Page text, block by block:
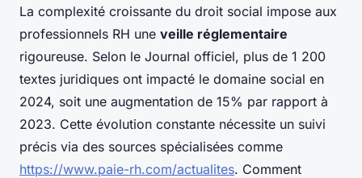
La complexité croissante du droit social impose aux
professionnels RH une veille réglementaire
rigoureuse. Selon le Journal officiel, plus de 1 200
textes juridiques ont impacté le domaine social en
2024, soit une augmentation de 15% par rapport à
2023. Cette évolution constante nécessite un suivi
précis via des sources spécialisées comme
https://www.paie-rh.com/actualites. Comment